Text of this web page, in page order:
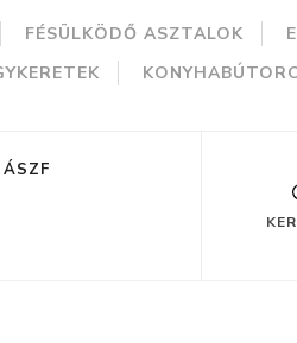
FÉSÜLKÖDŐ ASZTALOK
ÁSZF